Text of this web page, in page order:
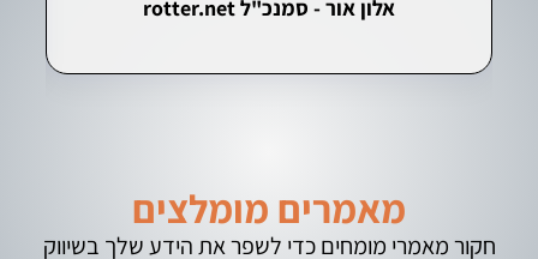
אלון אור - סמנכ"ל rotter.net
מאמרים מומלצים
חקור מאמרי מומחים כדי לשפר את הידע שלך בשיווק